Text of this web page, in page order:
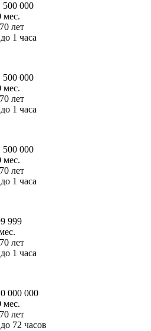
000
мес.
лет
1 часа
000
мес.
лет
1 часа
000
мес.
лет
1 часа
999
лет
1 часа
000 000
мес.
лет
72 часов